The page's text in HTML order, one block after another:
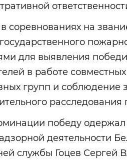
соревнованиях на
для выявления
в работе
групп и соблюдение
победу
деятельности
службы Гоцев Сергей